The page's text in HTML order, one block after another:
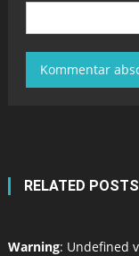
RELATED POSTS
Warning: Undefined